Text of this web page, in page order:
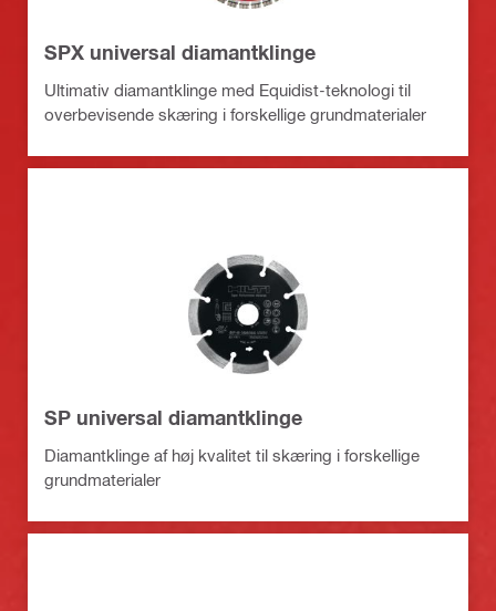
SPX universal diamantklinge
Ultimativ diamantklinge med Equidist-teknologi til
overbevisende skæring i forskellige grundmaterialer
SP universal diamantklinge
Diamantklinge af høj kvalitet til skæring i forskellige
grundmaterialer